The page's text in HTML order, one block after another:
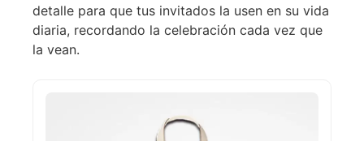
detalle para que tus invitados la usen en su vida
diaria, recordando la celebración cada vez que
la vean.